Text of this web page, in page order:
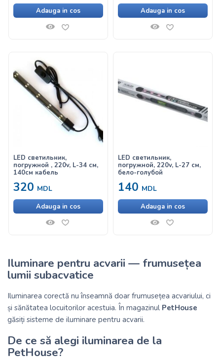
Adauga in cos Adauga in cos
LED светильник,
погружной , 220v, L-34 см,
140см кабель
320 MDL
Adauga in cos
LED светильник,
погружной, 220v, L-27 см,
бело-голубой
140 MDL
Adauga in cos
Iluminare pentru acvarii — frumusețea
lumii subacvatice
Iluminarea corectă nu înseamnă doar frumusețea acvariului, ci
și sănătatea locuitorilor acestuia. În magazinul PetHouse
găsiți sisteme de iluminare pentru acvarii.
De ce să alegi iluminarea de la
PetHouse?